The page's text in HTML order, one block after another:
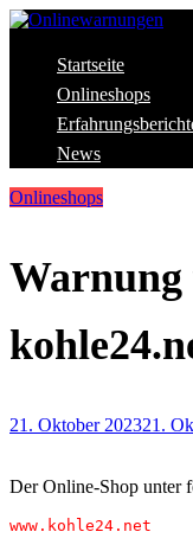
Skip
content
Onlinewarnungen
Aktuelle Warnungen
Startseite
Onlineshops
News
Onlineshops
Warnung
21. Oktober 202321.
Der Online-Shop unter
www.kohle24.net